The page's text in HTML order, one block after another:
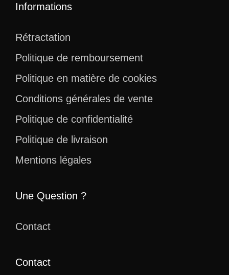
Informations
Rétractation
Politique de remboursement
Politique en matière de cookies
Conditions générales de vente
Politique de confidentialité
Politique de livraison
Mentions légales
Une Question ?
Contact
Contact